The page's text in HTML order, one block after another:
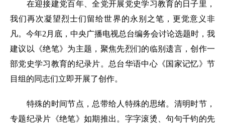
在迎接建党百年、全党开展党史学习教育的日子里，
我们再次凝望烈士们留给世界的永别之笔，更觉意义非
凡。今年2月底，中央广播电视总台编务会讨论选题时，我
建议以《绝笔》为主题，聚焦先烈们的临别遗言，创作一
部党史学习教育的纪录片。总台华语中心《国家记忆》节
目组的同志们立即开展了创作。
特殊的时间节点，总带给人特殊的思绪。清明时节，
专题纪录片《绝笔》如期推出。字字滚烫、句句千钧的先